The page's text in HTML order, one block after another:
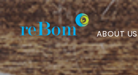
서종우
리봄화장품
대표,
ABOUT US